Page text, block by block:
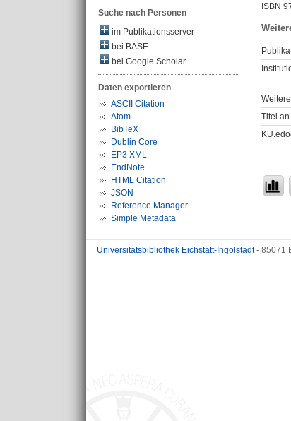
Suche nach Personen
im Publikationsserver
bei BASE
bei Google Scholar
Daten exportieren
ASCII Citation
Atom
BibTeX
Dublin Core
EP3 XML
EndNote
HTML Citation
JSON
Reference Manager
Simple Metadata
ISBN
Titel
Universitätsbibliothek Eichstätt-Ingolstadt- 85071